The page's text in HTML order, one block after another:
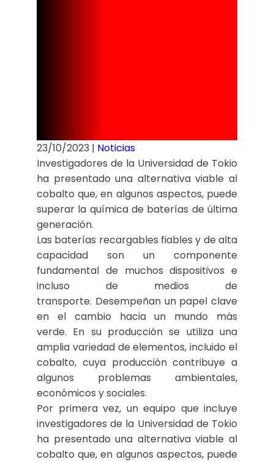
23/10/2023 | Noticias
Investigadores de la Universidad de Tokio
ha presentado una alternativa viable al
cobalto que, en algunos aspectos, puede
superar la química de baterías de última
generación.
Las baterías recargables fiables y de alta
capacidad son un componente
fundamental de muchos dispositivos e
incluso de medios de
transporte. Desempeñan un papel clave
en el cambio hacia un mundo más
verde. En su producción se utiliza una
amplia variedad de elementos, incluido el
cobalto, cuya producción contribuye a
algunos problemas ambientales,
económicos y sociales.
Por primera vez, un equipo que incluye
investigadores de la Universidad de Tokio
ha presentado una alternativa viable al
cobalto que, en algunos aspectos, puede